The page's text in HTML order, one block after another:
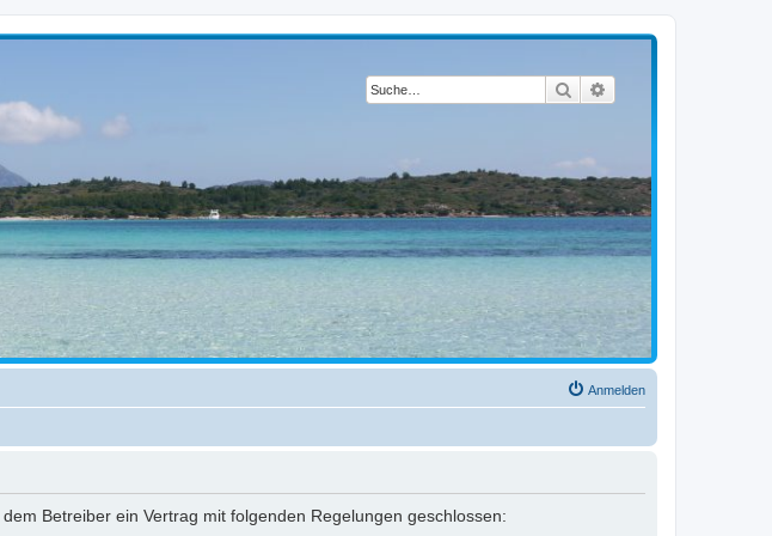
Suche
Anmelden
Betreiber ein Vertrag mit folgenden Regelungen geschlossen: